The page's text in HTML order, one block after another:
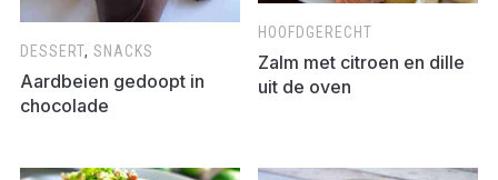
DESSERT, SNACKS
Aardbeien gedoopt in
chocolade
HOOFDGERECHT
Zalm met citroen en dille
uit de oven